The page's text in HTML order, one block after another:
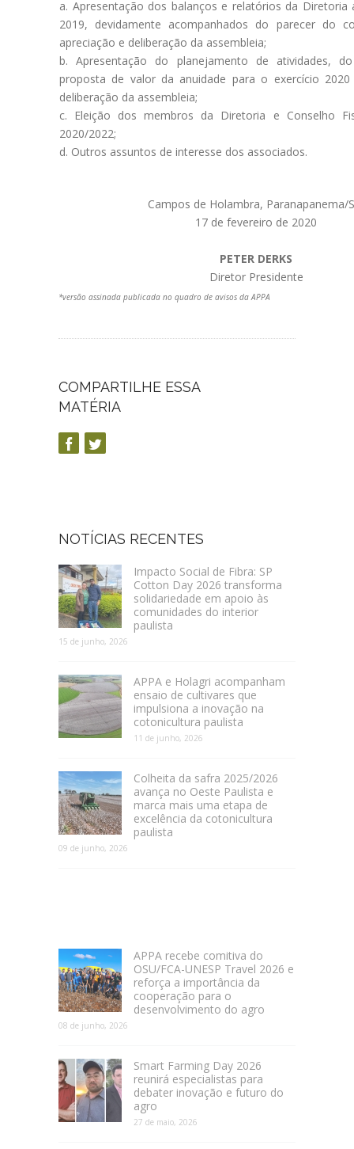
Apresentação dos balanços e relatórios da Diretoria
2019, devidamente acompanhados do parecer do
apreciação e deliberação da assembleia;
Apresentação do planejamento de atividades,
proposta de valor da anuidade para o exercício
deliberação da assembleia;
Eleição dos membros da Diretoria e Conselho
2020/2022;
Outros assuntos de interesse dos associados.
Campos de Holambra, Paranapanema/
17 de fevereiro de 2020
PETER DERKS
Diretor Presidente
*versão assinada publicada no quadro de avisos da APPA
COMPARTILHE ESSA
MATÉRIA
NOTÍCIAS RECENTES
Impacto Social de Fibra: SP
Cotton Day 2026 transforma
solidariedade em apoio às
comunidades do interior
paulista
15 de junho, 2026
APPA e Holagri acompanham
ensaio de cultivares que
impulsiona a inovação na
cotonicultura paulista
11 de junho, 2026
Colheita da safra 2025/2026
avança no Oeste Paulista e
marca mais uma etapa de
excelência da cotonicultura
paulista
09 de junho, 2026
APPA recebe comitiva do
OSU/FCA-UNESP Travel 2026 e
reforça a importância da
cooperação para o
desenvolvimento do agro
08 de junho, 2026
Smart Farming Day 2026
reunirá especialistas para
debater inovação e futuro do
agro
27 de maio, 2026